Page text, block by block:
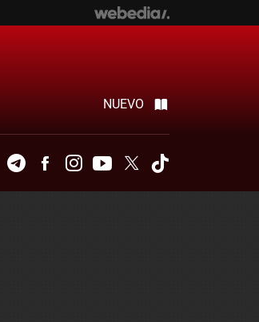
NUEVO
TelegramFacebookInstagramYoutubeTwitter